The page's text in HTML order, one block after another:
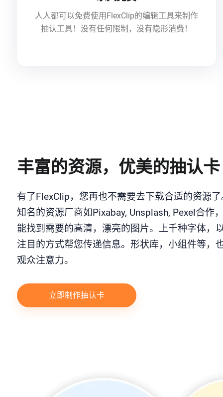
人人都可以免费使用FlexClip的编辑工具来制作
抽认工具！没有任何限制，没有隐形消费！
丰富的资源，优美的抽认卡
有了FlexClip，您再也不需要去下载合适的资源
知名的资源厂商如Pixabay, Unsplash, Pexel合作
能找到需要的高清，漂亮的图片。上千种字体，
注目的方式帮您传递信息。形状库，小组件等，
观众注意力。
立即制作抽认卡